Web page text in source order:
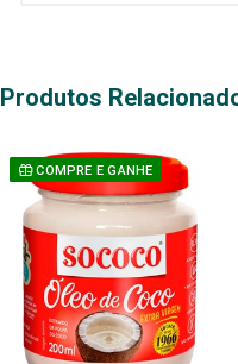
Produtos
COMPRE E GANHE